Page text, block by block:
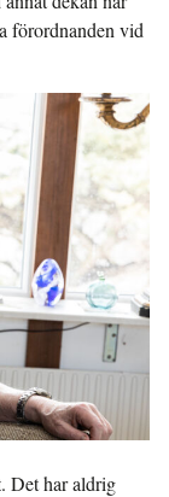
förordnanden vid
Det har aldrig